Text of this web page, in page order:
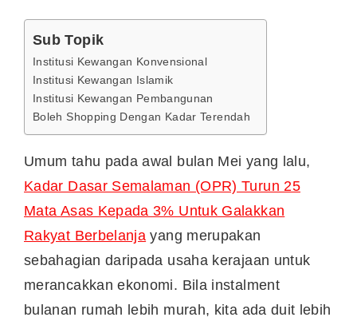
Sub Topik
Institusi Kewangan Konvensional
Institusi Kewangan Islamik
Institusi Kewangan Pembangunan
Boleh Shopping Dengan Kadar Terendah
Umum tahu pada awal bulan Mei yang lalu,
Kadar Dasar Semalaman (OPR) Turun 25
Mata Asas Kepada 3% Untuk Galakkan
Rakyat Berbelanja yang merupakan
sebahagian daripada usaha kerajaan untuk
merancakkan ekonomi. Bila instalment
bulanan rumah lebih murah, kita ada duit lebih